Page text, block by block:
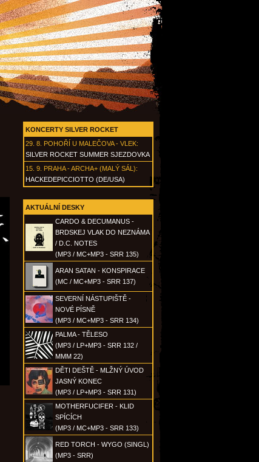
KONCERTY SILVER ROCKET
29. 8. POHOŘÍ U MALEČOVA - VLEK:
SILVER ROCKET SUMMER SJEZDOVKA
15. 9. PRAHA - ARCHA+ (MALÝ SÁL):
HACKEDEPICCIOTTO (DE/USA)
AKTUÁLNÍ DESKY
CARDO & DECUMANUS -
BRDSKEJ VLAK DO NEZNÁMA
/ D.C. NOTES
(MP3 / MC+MP3 - SRR 135)
ARAN SATAN - KONSPIRACE
(MC / MC+MP3 - SRR 137)
SEVERNÍ NÁSTUPIŠTĚ -
NOVÉ PÍSNĚ
(MP3 / MC+MP3 - SRR 134)
PALMA - TĚLESO
(MP3 / LP+MP3 - SRR 132 /
MMM 22)
DĚTI DEŠTĚ - MLŽNÝ ÚVOD
JASNÝ KONEC
(MP3 / LP+MP3 - SRR 131)
MOTHERFUCIFER - KLID
SPÍCÍCH
(MP3 / MC+MP3 - SRR 133)
RED TORCH - WYGO (SINGL)
(MP3 - SRR)